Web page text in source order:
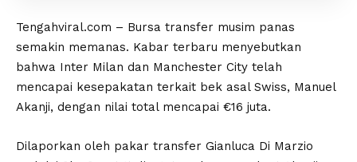
Tengahviral.com – Bursa transfer musim panas
semakin memanas. Kabar terbaru menyebutkan
bahwa Inter Milan dan Manchester City telah
mencapai kesepakatan terkait bek asal Swiss, Manuel
Akanji, dengan nilai total mencapai €16 juta.
Dilaporkan oleh pakar transfer Gianluca Di Marzio